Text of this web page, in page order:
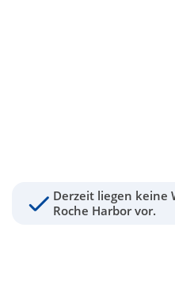
Derzeit liegen
Roche Harbor vor.